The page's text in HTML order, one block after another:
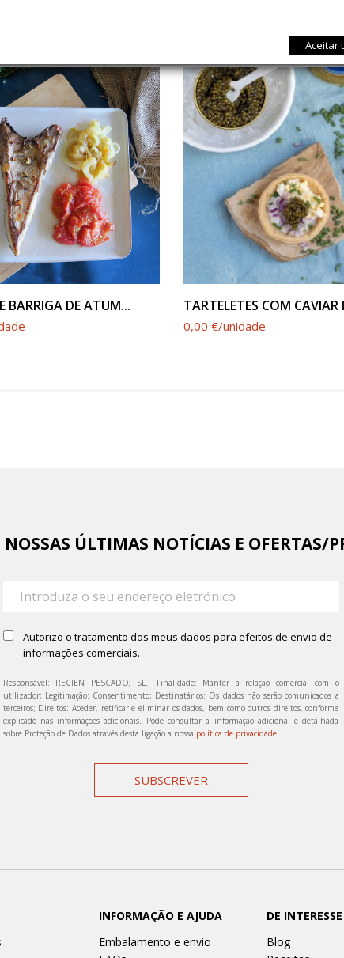
VER PRODUTO
BARRIGA DE ATUM... VER PRODUTO
TARTELETES COM CAVIAR
0,00 €/unidade
ÚLTIMAS NOTÍCIAS E OFERTAS/
Autorizo o tratamento dos meus dados para efeitos de envio de
informações comerciais.
Responsável: RECIEN PESCADO, SL.; Finalidade: Manter a relação comercial com o
utilizador; Legitimação: Consentimento; Destinatários: Os dados não serão comunicados a
terceiros; Direitos: Aceder, retificar e eliminar os dados, bem como outros direitos, conforme
explicado nas informações adicionais. Pode consultar a informação adicional e detalhada
sobre Proteção de Dados através desta ligação a nossa política de privacidade
SUBSCREVER
INFORMAÇÃO E AJUDA
Embalamento e envio
DE INTERESSE
Blog
Aceitar